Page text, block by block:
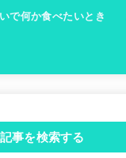
で何か食べたいとき
事を検索する